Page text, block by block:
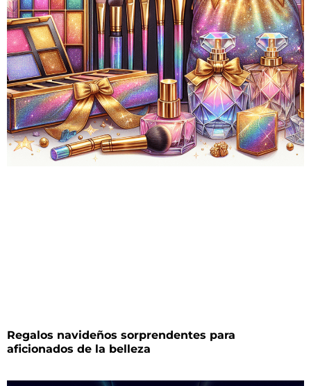
Regalos navideños sorprendentes para
aficionados de la belleza